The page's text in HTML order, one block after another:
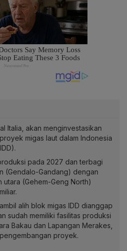
Italia, akan menginvestasikan
migas laut dalam Indonesia
pada 2027 dan terbagi
(Gendalo-Gandang) dengan
utara (Gehem-Geng North)
alih blok migas IDD dianggap
sudah memiliki fasilitas produksi
Bakau dan Lapangan Merakes,
proyek.